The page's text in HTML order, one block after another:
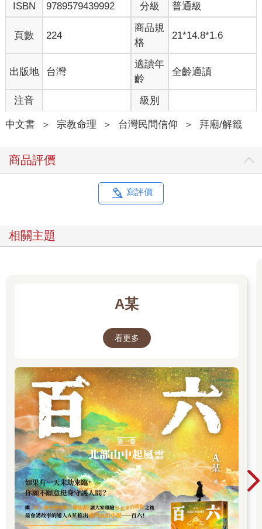
ISBN
9789579439992 分級 普通級
頁數 224
商品規
格
21*14.8*1.6
出版地 台灣
適讀年
齡
全齡適讀
注音 級別
中文書 ＞ 宗教命理 ＞ 台灣民間信仰 ＞ 拜廟/解籤
商品評價
寫評價
相關主題
A某
看更多